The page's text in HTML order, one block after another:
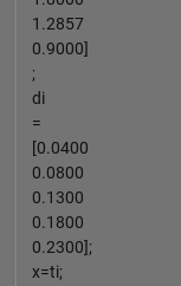
1.2857
0.9000]
;
di
=
[0.0400
0.0800
0.1300
0.1800
0.2300];
x=ti;